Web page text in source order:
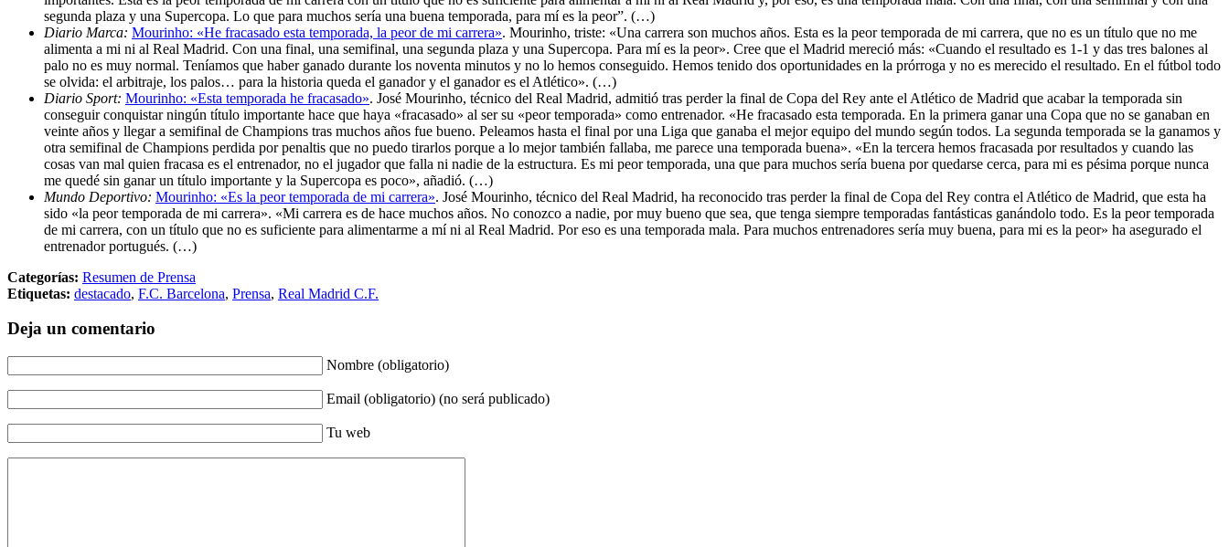
segunda plaza y una Supercopa. Lo que para muchos sería una buena temporada, para mí es la peor”. (…)
Diario Marca: Mourinho: «He fracasado esta temporada, la peor de mi carrera». Mourinho, triste: «Una carrera son muchos años. Esta es la peor temporada de mi carrera, que no es un título que no me
alimenta a mi ni al Real Madrid. Con una final, una semifinal, una segunda plaza y una Supercopa. Para mí es la peor». Cree que el Madrid mereció más: «Cuando el resultado es 1-1 y das tres balones al
palo no es muy normal. Teníamos que haber ganado durante los noventa minutos y no lo hemos conseguido. Hemos tenido dos oportunidades en la prórroga y no es merecido el resultado. En el fútbol todo
se olvida: el arbitraje, los palos… para la historia queda el ganador y el ganador es el Atlético». (…)
Diario Sport: Mourinho: «Esta temporada he fracasado». José Mourinho, técnico del Real Madrid, admitió tras perder la final de Copa del Rey ante el Atlético de Madrid que acabar la temporada sin
conseguir conquistar ningún título importante hace que haya «fracasado» al ser su «peor temporada» como entrenador. «He fracasado esta temporada. En la primera ganar una Copa que no se ganaban en
veinte años y llegar a semifinal de Champions tras muchos años fue bueno. Peleamos hasta el final por una Liga que ganaba el mejor equipo del mundo según todos. La segunda temporada se la ganamos y
otra semifinal de Champions perdida por penaltis que no puedo tirarlos porque a lo mejor también fallaba, me parece una temporada buena». «En la tercera hemos fracasada por resultados y cuando las
cosas van mal quien fracasa es el entrenador, no el jugador que falla ni nadie de la estructura. Es mi peor temporada, una que para muchos sería buena por quedarse cerca, para mi es pésima porque nunca
me quedé sin ganar un título importante y la Supercopa es poco», añadió. (…)
Mundo Deportivo: Mourinho: «Es la peor temporada de mi carrera». José Mourinho, técnico del Real Madrid, ha reconocido tras perder la final de Copa del Rey contra el Atlético de Madrid, que esta ha
sido «la peor temporada de mi carrera». «Mi carrera es de hace muchos años. No conozco a nadie, por muy bueno que sea, que tenga siempre temporadas fantásticas ganándolo todo. Es la peor temporada
de mi carrera, con un título que no es suficiente para alimentarme a mí ni al Real Madrid. Por eso es una temporada mala. Para muchos entrenadores sería muy buena, para mi es la peor» ha asegurado el
entrenador portugués. (…)
Categorías: Resumen de Prensa
Etiquetas: destacado, F.C. Barcelona, Prensa, Real Madrid C.F.
Deja un comentario
Nombre (obligatorio)
Email (obligatorio) (no será publicado)
Tu web